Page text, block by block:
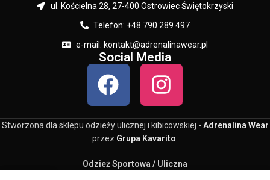
ul. Kościelna 28, 27-400 Ostrowiec Świętokrzyski
Telefon: +48 790 289 497
e-mail: kontakt@adrenalinawear.pl
Social Media
Stworzona dla sklepu odzieży ulicznej i kibicowskiej - Adrenalina Wear
przez Grupa Kavarito
Odzież Sportowa / Uliczna